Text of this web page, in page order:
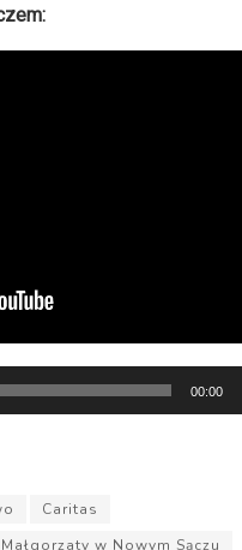
00:00
Caritas
w Nowym Sączu